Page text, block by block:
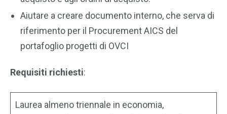
Aiutare a creare documento interno, che serva di
riferimento per il Procurement AICS del
portafoglio progetti di OVCI
Requisiti richiesti:
Laurea almeno triennale in economia,